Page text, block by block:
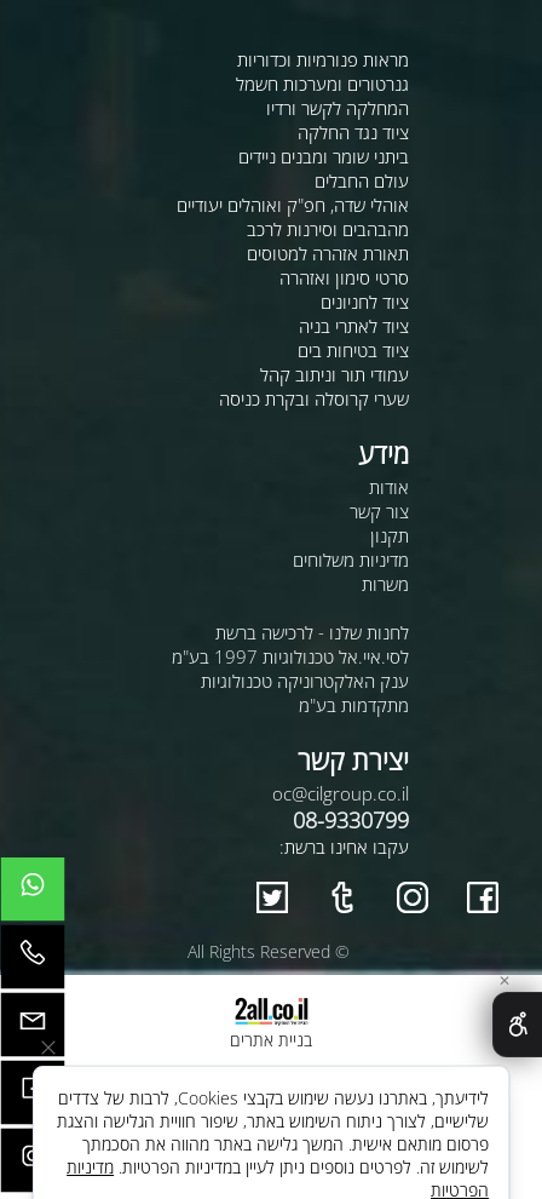
מראות פנורמיות וכדוריות
גנרטורים ומערכות חשמל
המחלקה לקשר ורדיו
ציוד נגד החלקה
ביתני שומר ומבנים ניידים
עולם החבלים
אוהלי שדה, חפ"ק ואוהלים יעודיים
מהבהבים וסירנות לרכב
תאורת אזהרה למטוסים
סרטי סימון ואזהרה
ציוד לחניונים
ציוד לאתרי בניה
ציוד בטיחות בים
עמודי תור וניתוב קהל
שערי קרוסלה ובקרת כניסה
מידע
אודות
צור קשר
תקנון
מדיניות משלוחים
משרות
לחנות שלנו - לרכישה ברשת
לסי.איי.אל טכנולוגיות 1997 בע"מ
ענק האלקטרוניקה טכנולוגיות
מתקדמות בע"מ
יצירת קשר
oc@cilgroup.co.il
08-9330799
עקבו אחינו ברשת:
© All Rights Reserved
בניית אתרים
✕
לידיעתך, באתרנו נעשה שימוש בקבצי Cookies, לרבות של צדדים
שלישיים, לצורך ניתוח השימוש באתר, שיפור חוויית הגלישה והצגת
פרסום מותאם אישית. המשך גלישה באתר מהווה את הסכמתך
לשימוש זה. לפרטים נוספים ניתן לעיין במדיניות הפרטיות. מדיניות
הפרטיות